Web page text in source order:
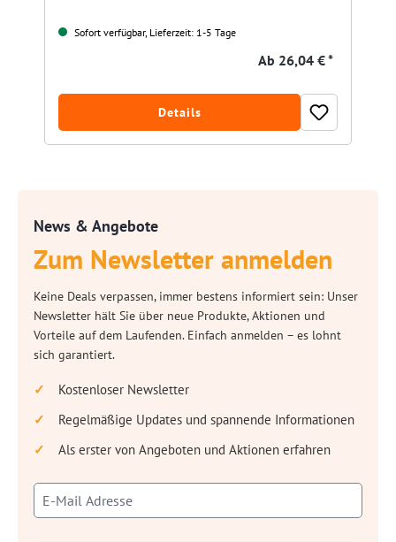
Sofort verfügbar, Lieferzeit: 1-5 Tage
Ab 26,04 € *
Details
News & Angebote
Zum Newsletter anmelden
Keine Deals verpassen, immer bestens informiert sein: Unser
Newsletter hält Sie über neue Produkte, Aktionen und
Vorteile auf dem Laufenden. Einfach anmelden – es lohnt
sich garantiert.
Kostenloser Newsletter
Regelmäßige Updates und spannende Informationen
Als erster von Angeboten und Aktionen erfahren